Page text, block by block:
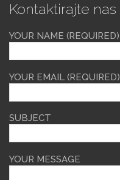
Kontaktirajte nas
YOUR NAME (REQUIRED)
YOUR EMAIL (REQUIRED)
SUBJECT
YOUR MESSAGE